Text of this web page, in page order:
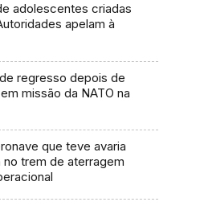
adolescentes criadas
apelam à
regresso depois de
missão da NATO na
que teve avaria
no trem de aterragem